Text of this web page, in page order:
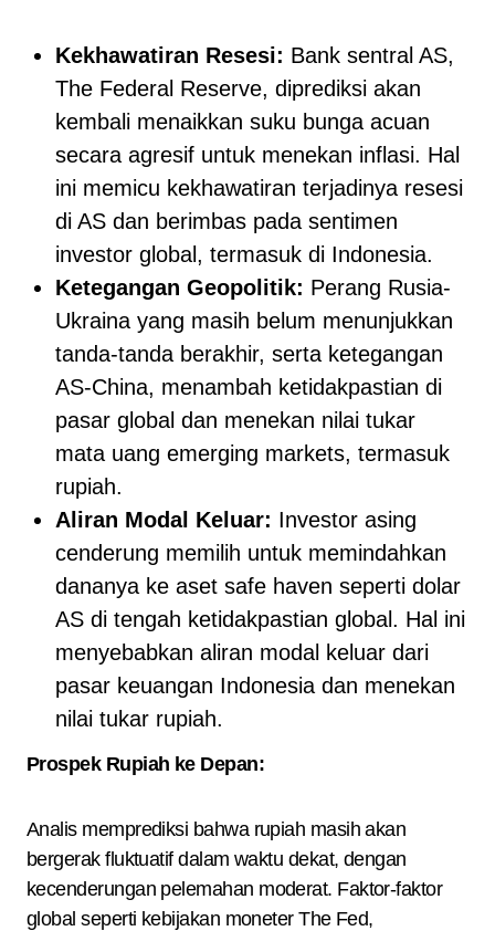
Kekhawatiran Resesi: Bank sentral AS,
The Federal Reserve, diprediksi akan
kembali menaikkan suku bunga acuan
secara agresif untuk menekan inflasi. Hal
ini memicu kekhawatiran terjadinya resesi
di AS dan berimbas pada sentimen
investor global, termasuk di Indonesia.
Ketegangan Geopolitik: Perang Rusia-
Ukraina yang masih belum menunjukkan
tanda-tanda berakhir, serta ketegangan
AS-China, menambah ketidakpastian di
pasar global dan menekan nilai tukar
mata uang emerging markets, termasuk
rupiah.
Aliran Modal Keluar: Investor asing
cenderung memilih untuk memindahkan
dananya ke aset safe haven seperti dolar
AS di tengah ketidakpastian global. Hal ini
menyebabkan aliran modal keluar dari
pasar keuangan Indonesia dan menekan
nilai tukar rupiah.
Prospek Rupiah ke Depan:
Analis memprediksi bahwa rupiah masih akan
bergerak fluktuatif dalam waktu dekat, dengan
kecenderungan pelemahan moderat. Faktor-faktor
global seperti kebijakan moneter The Fed,